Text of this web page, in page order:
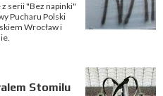
serii "Bez napinki"
Pucharu Polski
Wrocław i
Stomilu